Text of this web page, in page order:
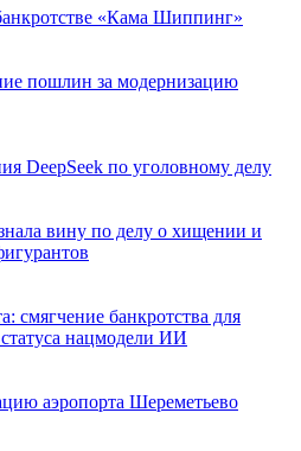
«Кама Шиппинг»
пошлин за модернизацию
DeepSeek по уголовному делу
вину по делу о хищении и
смягчение банкротства для
нацмодели ИИ
аэропорта Шереметьево